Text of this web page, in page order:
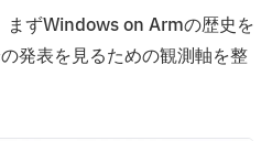
まずWindows on Armの歴史を
発表を見るための観測軸を整